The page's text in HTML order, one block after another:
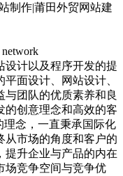
设计以及程序开发的提
面设计、网站设计、
与团队的优质素养和良
的创意理念和高效的客
理念，一直秉承国际化
从市场的角度和客户的
提升企业与产品的内在
场竞争空间与竞争优